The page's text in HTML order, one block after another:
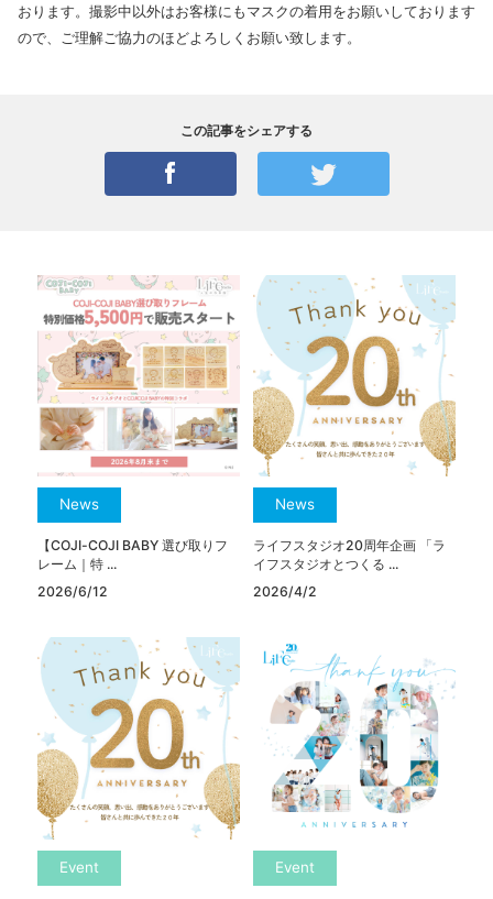
おります。撮影中以外はお客様にもマスクの着用をお願いしております
ので、ご理解ご協力のほどよろしくお願い致します。
この記事をシェアする
News
【COJI-COJI BABY 選び取りフ
レーム｜特 ...
2026/6/12
News
ライフスタジオ20周年企画 「ラ
イフスタジオとつくる ...
2026/4/2
Event Event